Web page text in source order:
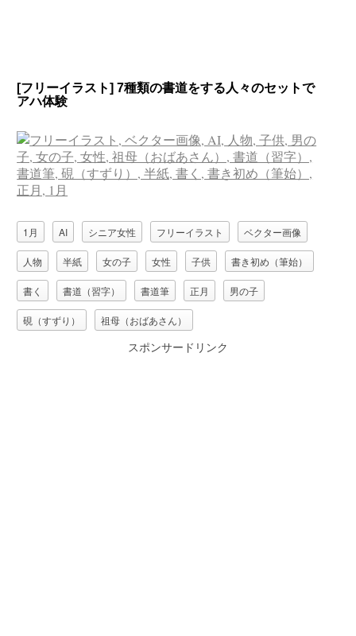
[フリーイラスト] 7種類の書道をする人々のセットで
アハ体験
1月 AI シニア女性 フリーイラスト ベクター画像
人物 半紙 女の子 女性 子供 書き初め（筆始）
書く 書道（習字） 書道筆 正月 男の子
硯（すずり） 祖母（おばあさん）
スポンサードリンク